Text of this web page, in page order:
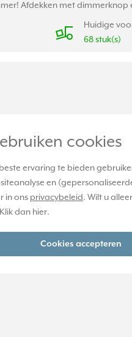
cookies
ervaring te bieden
en
in ons privacybeleid. Wilt u
dan hier.
Cookies accepteren
Afdekken met dimmerknop
Huidige
68 stuk(s)
lijst voor compatibele
met een asdiameter